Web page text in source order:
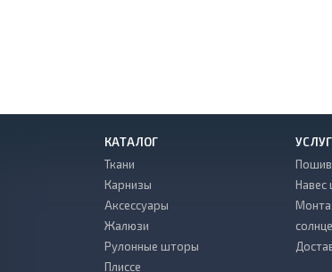
КАТАЛОГ
Ткани
Карнизы
Аксессуары
Жалюзи
Рулонные шторы
Плиссе
Пошив
Навес